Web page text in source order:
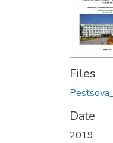
Files
Date
2019